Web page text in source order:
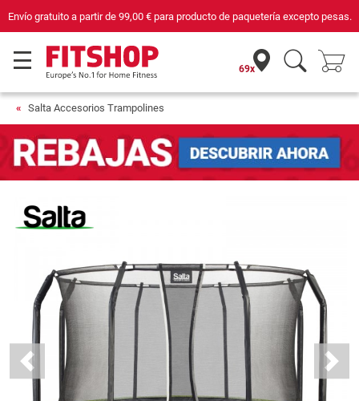
Envío gratuito a partir de 99,00 €para producto de paquetería excepto pesas.
69x
Salta Accesorios Trampolines
Previous Next